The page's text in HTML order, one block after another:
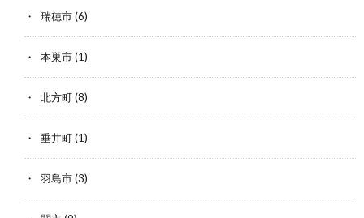
瑞穂市(6)
本巣市(1)
北方町(8)
垂井町(1)
羽島市(3)